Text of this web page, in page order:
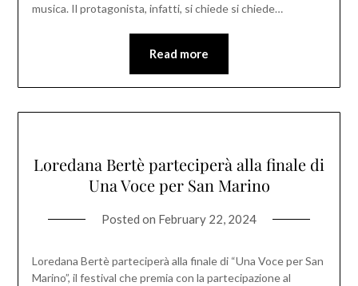
musica. Il protagonista, infatti, si chiede si chiede…
Read more
Loredana Bertè parteciperà alla finale di
Una Voce per San Marino
Posted on February 22, 2024
Loredana Bertè parteciperà alla finale di “Una Voce per San
Marino”, il festival che premia con la partecipazione al